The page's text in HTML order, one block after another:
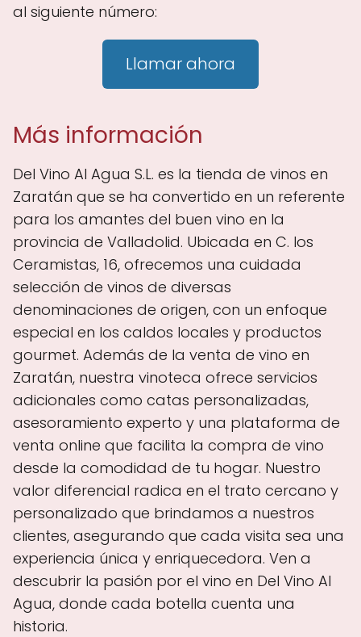
al siguiente número:
Llamar ahora
Más información
Del Vino Al Agua S.L. es la tienda de vinos en
Zaratán que se ha convertido en un referente
para los amantes del buen vino en la
provincia de Valladolid. Ubicada en C. los
Ceramistas, 16, ofrecemos una cuidada
selección de vinos de diversas
denominaciones de origen, con un enfoque
especial en los caldos locales y productos
gourmet. Además de la venta de vino en
Zaratán, nuestra vinoteca ofrece servicios
adicionales como catas personalizadas,
asesoramiento experto y una plataforma de
venta online que facilita la compra de vino
desde la comodidad de tu hogar. Nuestro
valor diferencial radica en el trato cercano y
personalizado que brindamos a nuestros
clientes, asegurando que cada visita sea una
experiencia única y enriquecedora. Ven a
descubrir la pasión por el vino en Del Vino Al
Agua, donde cada botella cuenta una
historia.